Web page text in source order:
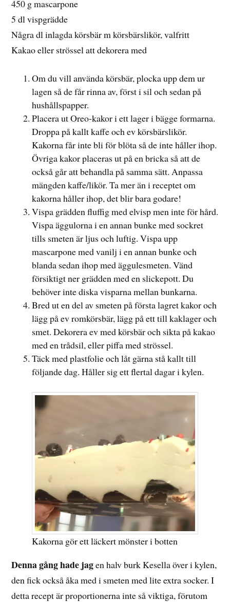
450 g mascarpone
5 dl vispgrädde
Några dl inlagda körsbär m körsbärslikör, valfritt
Kakao eller strössel att dekorera med
Om du vill använda körsbär, plocka upp dem ur
lagen så de får rinna av, först i sil och sedan på
hushållspapper.
Placera ut Oreo-kakor i ett lager i bägge formarna.
Droppa på kallt kaffe och ev körsbärslikör.
Kakorna får inte bli för blöta så de inte håller ihop.
Övriga kakor placeras ut på en bricka så att de
också går att behandla på samma sätt. Anpassa
mängden kaffe/likör. Ta mer än i receptet om
kakorna håller ihop, det blir bara godare!
Vispa grädden fluffig med elvisp men inte för hård.
Vispa äggulorna i en annan bunke med sockret
tills smeten är ljus och luftig. Vispa upp
mascarpone med vanilj i en annan bunke och
blanda sedan ihop med äggulesmeten. Vänd
försiktigt ner grädden med en slickepott. Du
behöver inte diska visparna mellan bunkarna.
Bred ut en del av smeten på första lagret kakor och
lägg på ev romkörsbär, lägg på ett till kaklager och
smet. Dekorera ev med körsbär och sikta på kakao
med en trådsil, eller piffa med strössel.
Täck med plastfolie och låt gärna stå kallt till
följande dag. Håller sig ett flertal dagar i kylen.
Kakorna gör ett läckert mönster i botten
Denna gång hade jagen halv burk Kesella över i kylen,
den fick också åka med i smeten med lite extra socker. I
detta recept är proportionerna inte så viktiga, förutom